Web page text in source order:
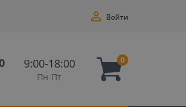
Войти
9:00-18:00
Пн-Пт
0